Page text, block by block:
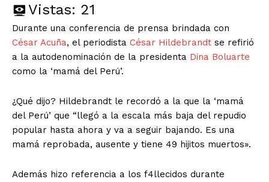
Vistas: 21
Durante una conferencia de prensa brindada con
César Acuña, el periodista César Hildebrandt se refirió
a la autodenominación de la presidenta Dina Boluarte
como la ‘mamá del Perú’.
¿Qué dijo? Hildebrandt le recordó a la que la ‘mamá
del Perú’ que “llegó a la escala más baja del repudio
popular hasta ahora y va a seguir bajando. Es una
mamá reprobada, ausente y tiene 49 hijitos muertos».
Además hizo referencia a los f4llecidos durante